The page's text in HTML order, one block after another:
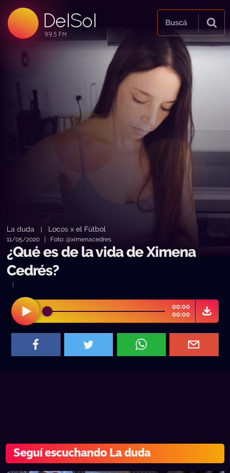
DelSol
99.5 FM
99.5 FM
99.5 FM
Buscá
La duda Locos x el Fútbol
11/05/2020 | Foto: @ximenacedres
¿Qué es de la vida de Ximena
Cedrés?
00:00
00:00
Seguí escuchando La duda